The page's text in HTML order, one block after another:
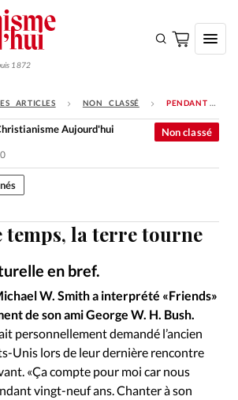
1872
S'ABONNER
ARTICLES NON CLASSÉ PENDANT CE TEMPS, LA TERRE TOURNE
temps, la terre tourne
en bref.
Non classé
Aujourd'hui
W. Smith a interprété «Friends»
de son ami George W. H. Bush.
personnellement demandé l’ancien
Unis lors de leur dernière rencontre
«Ça compte pour moi car nous
vingt-neuf ans. Chanter à son